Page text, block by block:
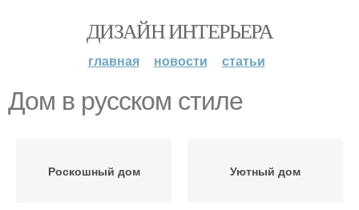
ДИЗАЙН ИНТЕРЬЕРА
главная новости статьи
Дом в русском стиле
Роскошный дом Уютный дом